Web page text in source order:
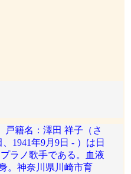
戸籍名：澤田 祥子（さ
1941年9月9日 - ）は日
ラノ歌手である。血液
。神奈川県川崎市育